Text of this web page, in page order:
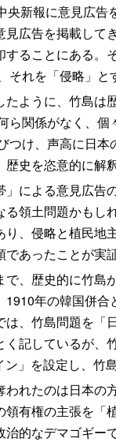
央新報に意見広
広告を掲載し
ることにある
それを「侵略」
ように、竹島は
ら関係がなく、
つけ、声高に日
史を恣意的に解
による意見広告
領土問題かも
、侵略と植民
あったことが
、歴史的に竹島
年の韓国併
、竹島問題を
記しているが
」を設定し、
れたのは日本の
有権の主張を
的なデマゴギー